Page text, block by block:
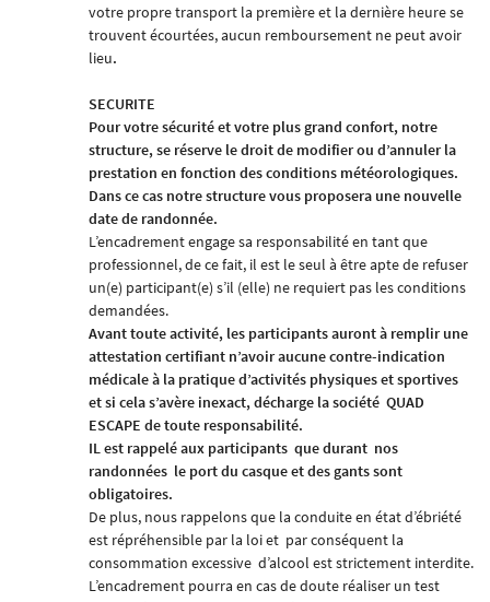
votrepropretransport la première et la dernière heure se
trouvent écourtées, aucun remboursement ne peut avoir
lieu.
SECURITE
Pour votre sécurité et votre plus grand confort, notre
structure, se réserve le droit de modifier ou d’annuler la
prestation en fonction des conditions météorologiques.
Dans ce cas notre structure vous proposera une nouvelle
date de randonnée.
L’encadrement engage sa responsabilité en tant que
professionnel, de ce fait, il est le seul à être apte de refuser
un(e) participant(e) s’il (elle) ne requiert pas les conditions
demandées.
Avant toute activité, les participants auront à remplir une
attestation certifiant n’avoir aucune contre-indication
médicale à la pratique d’activités physiques et sportives
et si cela s’avère inexact, décharge la société QUAD
ESCAPE de toute responsabilité.
IL est rappelé aux participants que durant nos
randonnées le port du casque et des gants sont
obligatoires.
De plus, nous rappelons que la conduite en état d’ébriété
est répréhensible par la loi et par conséquent la
consommation excessive d’alcool est strictement interdite.
L’encadrement pourra en cas de doute réaliser un test